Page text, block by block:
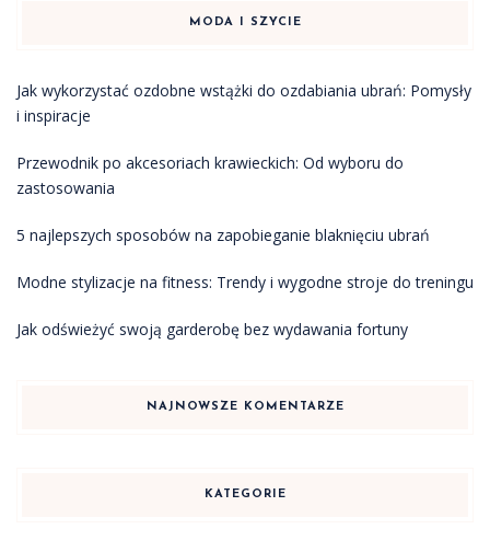
MODA I SZYCIE
Jak wykorzystać ozdobne wstążki do ozdabiania ubrań: Pomysły
i inspiracje
Przewodnik po akcesoriach krawieckich: Od wyboru do
zastosowania
5 najlepszych sposobów na zapobieganie blaknięciu ubrań
Modne stylizacje na fitness: Trendy i wygodne stroje do treningu
Jak odświeżyć swoją garderobę bez wydawania fortuny
NAJNOWSZE KOMENTARZE
KATEGORIE